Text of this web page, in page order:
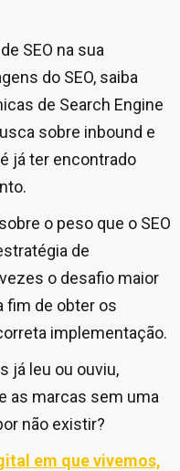
SEO na sua
do SEO, saiba
de Search Engine
sobre inbound e
já ter encontrado
o peso que o SEO
de
o desafio maior
fim de obter os
implementação.
já leu ou ouviu,
as marcas sem uma
não existir?
em que vivemos,